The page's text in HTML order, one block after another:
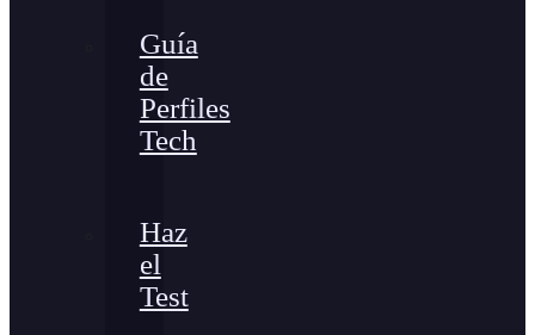
Guía
de
Perfiles
Tech
Haz
el
Test